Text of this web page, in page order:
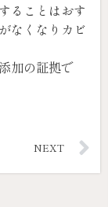
ることはおす
なくなりカビ
加の証拠で
NEXT